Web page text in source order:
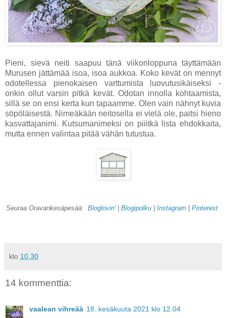
Pieni, sievä neiti saapuu tänä viikonloppuna täyttämään
Murusen jättämää isoa, isoa aukkoa. Koko kevät on mennyt
odotellessa pienokaisen varttumista luovutusikäiseksi -
onkin ollut varsin pitkä kevät. Odotan innolla kohtaamista,
sillä se on ensi kerta kun tapaamme. Olen vain nähnyt kuvia
söpöläisestä. Nimeäkään neitosella ei vielä ole, paitsi hieno
kasvattajanimi. Kutsumanimeksi on piiitkä lista ehdokkaita,
mutta ennen valintaa pitää vähän tutustua.
Seuraa Oravankesäpesää: Bloglovin'| Blogipolku | Instagram | Pinterest
klo 10.30
14 kommenttia:
vaalean vihreää 18. kesäkuuta 2021 klo 12.04